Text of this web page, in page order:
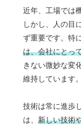
近年、工場では
しかし、人の目
ず重要です。特に
は、会社にとっ
きない微妙な変
維持しています。
技術は常に進歩
は、 新しい技術